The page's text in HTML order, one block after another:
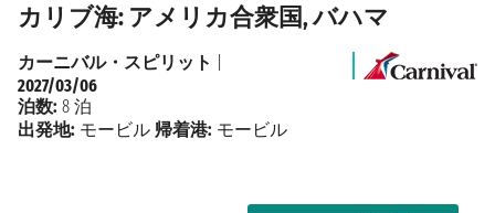
カリブ海: アメリカ合衆国, バハマ
カーニバル・スピリット
2027/03/06
泊数: 8 泊
出発地: モービル 帰着港: モービル